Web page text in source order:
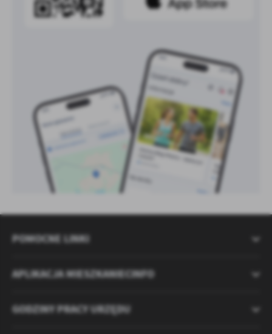
POMOCNE LINKI
APLIKACJA MIESZKANIECINFO
GODZINY PRACY URZĘDU